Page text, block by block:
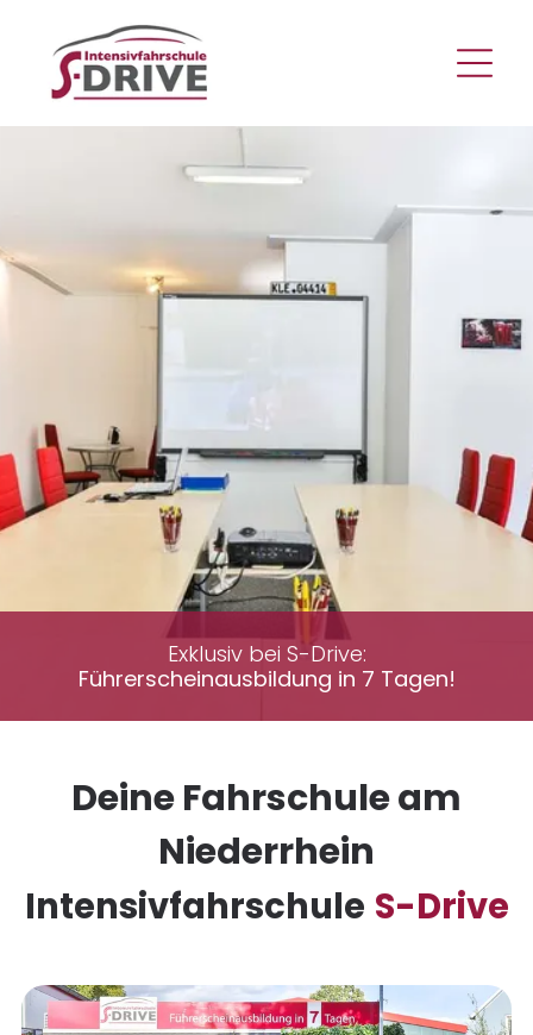
Exklusiv bei S-Drive:
Führerscheinausbildung in 7 Tagen!
Deine Fahrschule am
Niederrhein
Intensivfahrschule S-Drive